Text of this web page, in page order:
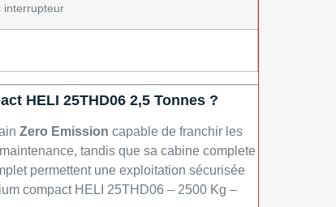
interrupteur
HELI 25THD06 2,5 Tonnes ?
Zero Emission capable de franchir les
tandis que sa cabine complete
permettent une exploitation sécurisée
compact HELI 25THD06 – 2500 Kg –